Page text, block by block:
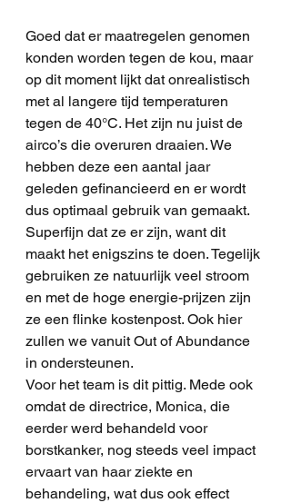
Goed dat er maatregelen genomen
konden worden tegen de kou, maar
op dit moment lijkt dat onrealistisch
met al langere tijd temperaturen
tegen de 40°C. Het zijn nu juist de
airco’s die overuren draaien. We
hebben deze een aantal jaar
geleden gefinancieerd en er wordt
dus optimaal gebruik van gemaakt.
Superfijn dat ze er zijn, want dit
maakt het enigszins te doen. Tegelijk
gebruiken ze natuurlijk veel stroom
en met de hoge energie-prijzen zijn
ze een flinke kostenpost. Ook hier
zullen we vanuit Out of Abundance
in ondersteunen.
Voor het team is dit pittig. Mede ook
omdat de directrice, Monica, die
eerder werd behandeld voor
borstkanker, nog steeds veel impact
ervaart van haar ziekte en
behandeling, wat dus ook effect